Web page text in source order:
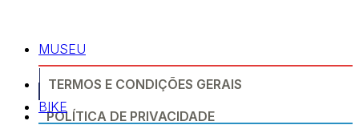
MUSEU
BIKE
TERMOS E CONDIÇÕES GERAIS
POLÍTICA DE PRIVACIDADE